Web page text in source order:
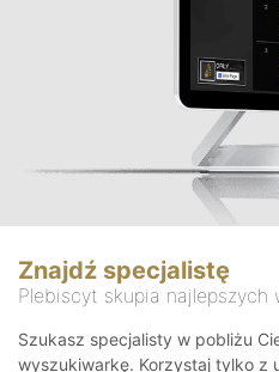
Znajdź specjalistę
Plebiscyt skupia najlepszych
Szukasz specjalisty w pobliżu
wyszukiwarkę. Korzystaj tylko z